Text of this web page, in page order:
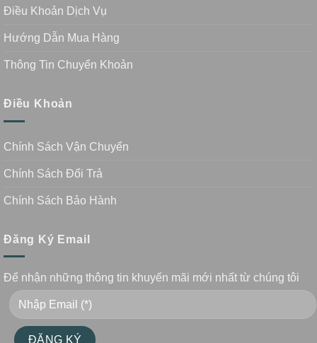
Điều Khoản Dịch Vụ
Hướng Dẫn Mua Hàng
Thông Tin Chuyển Khoản
Điều Khoản
Chính Sách Vận Chuyển
Chính Sách Đổi Trả
Chính Sách Bảo Hành
Đăng Ký Email
Để nhận những thông tin khuyến mãi mới nhất từ chúng tôi